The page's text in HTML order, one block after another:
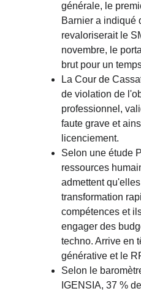
générale, le
Barnier a indiqué
revaloriserait le
novembre, le
brut pour un
La Cour de
de violation de
professionnel,
faute grave et
licenciement.
Selon une étude
ressources
admettent
transformation
compétences et
engager des
techno. Arrive en
générative et le
Selon le
IGENSIA, 37 %